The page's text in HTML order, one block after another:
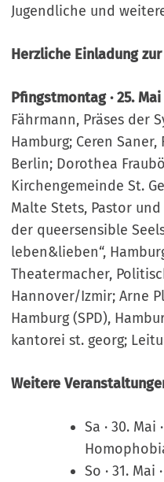
Jugendliche und
Herzliche Einladung
Pfingstmontag · 25. Mai
Fährmann, Präses der
Hamburg; Ceren
Berlin; Dorothea
Kirchengemeinde St.
Malte Stets, Pastor
der queersensible
leben&lieben“,
Theatermacher,
Hannover/Izmir; Arne
Hamburg (SPD),
kantorei st. georg;
Weitere
Sa · 30. Mai
So · 31.